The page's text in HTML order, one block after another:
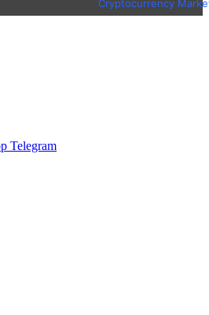
Cryptocurrency
Telegram